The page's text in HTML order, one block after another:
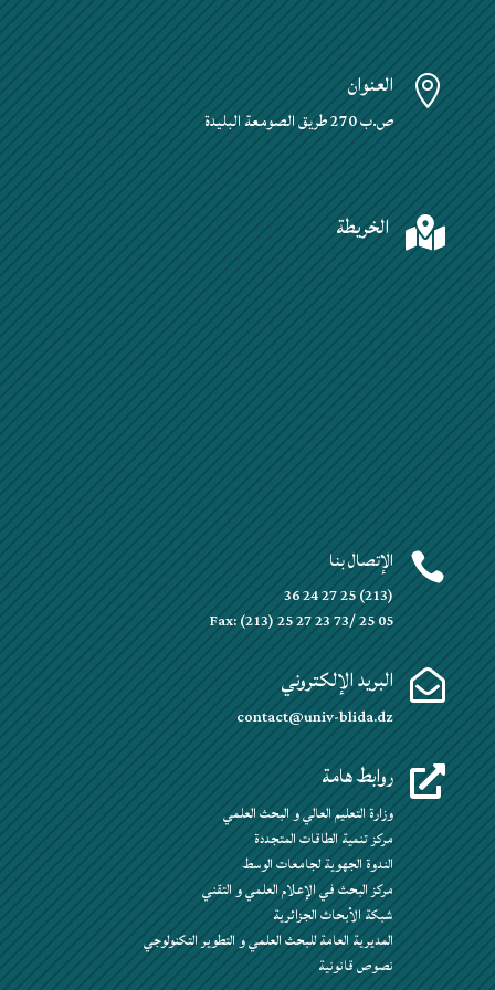
 العنوان
ص.ب 270 طريق الصومعة البليدة
 الخريطة
 الإتصال بنا
(213) 25 27 24 36
Fax: (213) 25 27 23 73/ 25 05
 البريد الإلكتروني
contact@univ-blida.dz
 روابط هامة
وزارة التعليم العالي و البحث العلمي
مركز تنمية الطاقات المتجددة
الندوة الجهوية لجامعات الوسط
مركز البحث في الإعلام العلمي و التقني
شبكة الأبحاث الجزائرية
المديرية العامة للبحث العلمي و التطوير التكنولوجي
نصوص قانونية